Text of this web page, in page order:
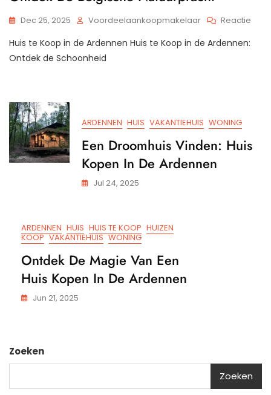
Dec 25, 2025 Voordeelaankoopmakelaar Reactie
Huis te Koop in de Ardennen Huis te Koop in de Ardennen:
Ontdek de Schoonheid
ARDENNEN HUIS VAKANTIEHUIS WONING
Een Droomhuis Vinden: Huis
Kopen In De Ardennen
Jul 24, 2025
ARDENNEN HUIS HUIS TE KOOP HUIZEN
KOOP VAKANTIEHUIS WONING
Ontdek De Magie Van Een
Huis Kopen In De Ardennen
Jun 21, 2025
Zoeken
Zoeken